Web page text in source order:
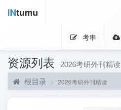
INtumu
考串
资源列表 2026考研外刊精读
根目录 2026考研外刊精读